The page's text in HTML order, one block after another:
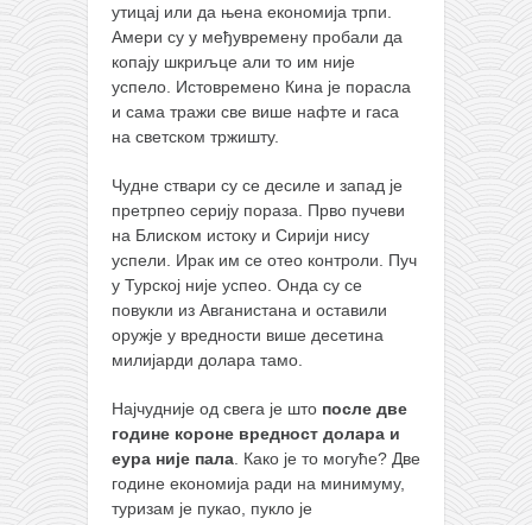
утицај или да њена економија трпи.
Амери су у међувремену пробали да
копају шкриљце али то им није
успело. Истовремено Кина је порасла
и сама тражи све више нафте и гаса
на светском тржишту.
Чудне ствари су се десиле и запад је
претрпео серију пораза. Прво пучеви
на Блиском истоку и Сирији нису
успели. Ирак им се отео контроли. Пуч
у Турској није успео. Онда су се
повукли из Авганистана и оставили
оружје у вредности више десетина
милијарди долара тамо.
Најчудније од свега је што после две
године короне вредност долара и
еура није пала . Како је то могуће? Две
године економија ради на минимуму,
туризам је пукао, пукло је